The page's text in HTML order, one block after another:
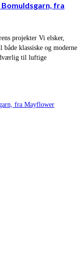
fra
projekter Vi elsker,
klassiske og moderne
til luftige